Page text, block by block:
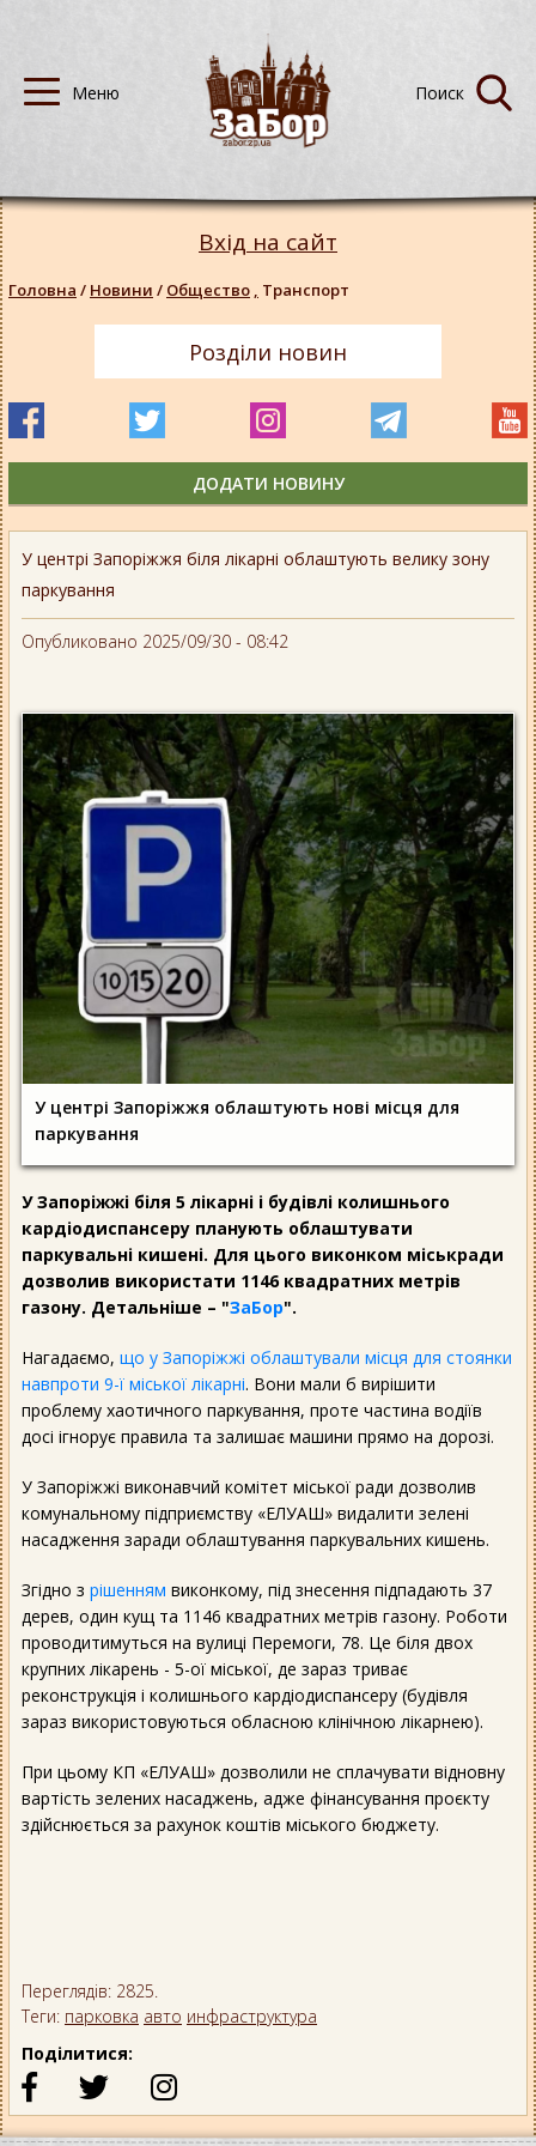
У центрі Запоріжжя біля лікарні облаштують велику зону
паркування
Опубликовано 2025/09/30 - 08:42
У центрі Запоріжжя облаштують нові місця для
паркування
У Запоріжжі біля 5 лікарні і будівлі колишнього
кардіодиспансеру планують облаштувати
паркувальні кишені. Для цього виконком міськради
дозволив використати 1146 квадратних метрів
газону. Детальніше – "ЗаБор".
Нагадаємо, що у Запоріжжі облаштували місця для стоянки
навпроти 9-ї міської лікарні. Вони мали б вирішити
проблему хаотичного паркування, проте частина водіїв
досі ігнорує правила та залишає машини прямо на дорозі.
У Запоріжжі виконавчий комітет міської ради дозволив
комунальному підприємству «ЕЛУАШ» видалити зелені
насадження заради облаштування паркувальних кишень.
Згідно з рішенням виконкому, під знесення підпадають 37
дерев, один кущ та 1146 квадратних метрів газону. Роботи
проводитимуться на вулиці Перемоги, 78. Це біля двох
крупних лікарень - 5-ої міської, де зараз триває
реконструкція і колишнього кардіодиспансеру (будівля
зараз використовуються обласною клінічною лікарнею).
При цьому КП «ЕЛУАШ» дозволили не сплачувати відновну
вартість зелених насаджень, адже фінансування проєкту
здійснюється за рахунок коштів міського бюджету.
Переглядів: 2825.
Теги: парковка авто инфраструктура
Поділитися:
Вхід на сайт
Головна / Новини / Общество , Транспорт
Розділи новин
ДОДАТИ НОВИНУ